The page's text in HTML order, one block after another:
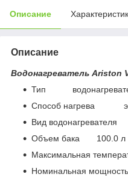
Описание
Описание
Водонагреватель Ariston
Тип
Способ нагрева
Вид
Объем бака 100.0 л
Максимальная
Номинальная